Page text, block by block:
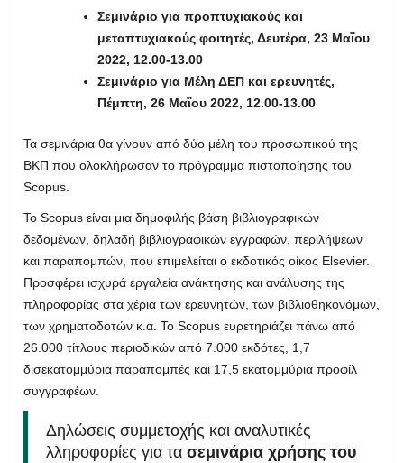
Σεμινάριο για προπτυχιακούς και
μεταπτυχιακούς φοιτητές, Δευτέρα, 23 Μαΐου
2022, 12.00-13.00
Σεμινάριο για Μέλη ΔΕΠ και ερευνητές,
Πέμπτη, 26 Μαΐου 2022, 12.00-13.00
Τα σεμινάρια θα γίνουν από δύο μέλη του προσωπικού της
ΒΚΠ που ολοκλήρωσαν το πρόγραμμα πιστοποίησης του
Scopus.
Το Scopus είναι μια δημοφιλής βάση βιβλιογραφικών
δεδομένων, δηλαδή βιβλιογραφικών εγγραφών, περιλήψεων
και παραπομπών, που επιμελείται ο εκδοτικός οίκος Elsevier.
Προσφέρει ισχυρά εργαλεία ανάκτησης και ανάλυσης της
πληροφορίας στα χέρια των ερευνητών, των βιβλιοθηκονόμων,
των χρηματοδοτών κ.α. Το Scopus ευρετηριάζει πάνω από
26.000 τίτλους περιοδικών από 7.000 εκδότες, 1,7
δισεκατομμύρια παραπομπές και 17,5 εκατομμύρια προφίλ
συγγραφέων.
Δηλώσεις συμμετοχής και αναλυτικές
λληροφορίες για τα σεμινάρια χρήσης του